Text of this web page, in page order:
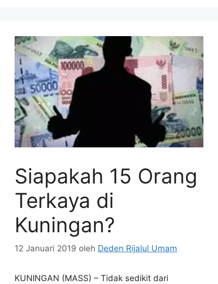
Siapakah 15 Orang
Terkaya di
Kuningan?
12 Januari 2019 oleh Deden Rijalul Umam
KUNINGAN (MASS) – Tidak sedikit dari